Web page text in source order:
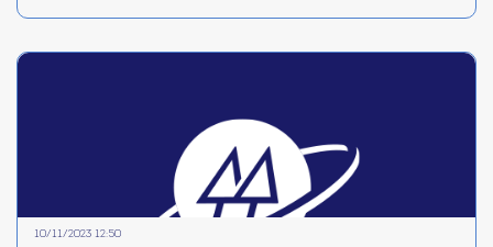
10/11/2023 12:50